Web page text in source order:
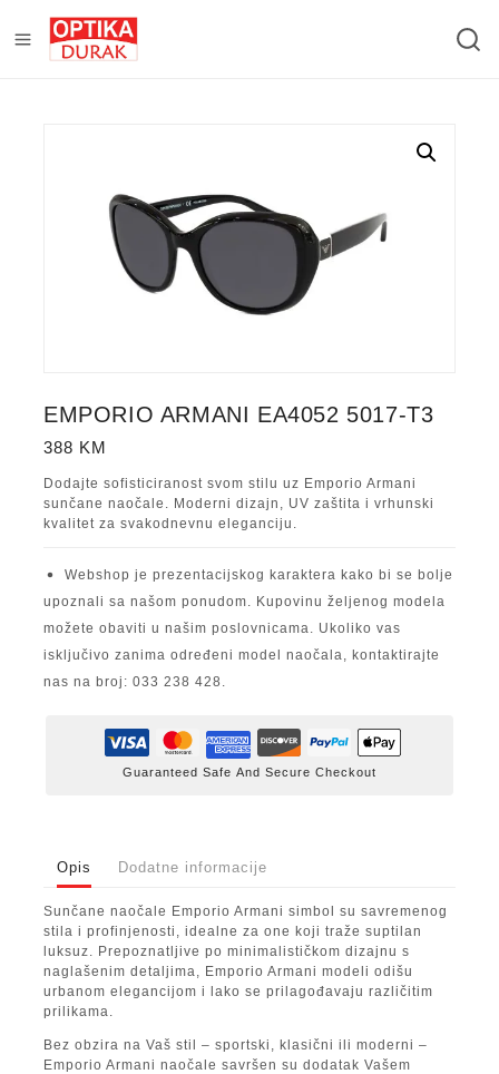
EMPORIO ARMANI EA4052 5017-T3
388 KM
Dodajte sofisticiranost svom stilu uz Emporio Armani
sunčane naočale. Moderni dizajn, UV zaštita i vrhunski
kvalitet za svakodnevnu eleganciju.
Webshop je prezentacijskog karaktera kako bi se bolje
upoznali sa našom ponudom. Kupovinu željenog modela
možete obaviti u našim poslovnicama. Ukoliko vas
isključivo zanima određeni model naočala, kontaktirajte
nas na broj: 033 238 428.
Guaranteed Safe And Secure Checkout
Opis Dodatne informacije
Sunčane naočale Emporio Armani simbol su savremenog
stila i profinjenosti, idealne za one koji traže suptilan
luksuz. Prepoznatljive po minimalističkom dizajnu s
naglašenim detaljima, Emporio Armani modeli odišu
urbanom elegancijom i lako se prilagođavaju različitim
prilikama.
Bez obzira na Vaš stil – sportski, klasični ili moderni –
Emporio Armani naočale savršen su dodatak Vašem